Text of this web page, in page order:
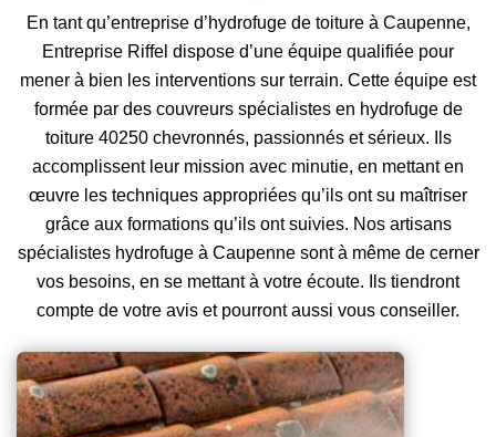
En tant qu’entreprise d’hydrofuge de toiture à Caupenne,
Entreprise Riffel dispose d’une équipe qualifiée pour
mener à bien les interventions sur terrain. Cette équipe est
formée par des couvreurs spécialistes en hydrofuge de
toiture 40250 chevronnés, passionnés et sérieux. Ils
accomplissent leur mission avec minutie, en mettant en
œuvre les techniques appropriées qu’ils ont su maîtriser
grâce aux formations qu’ils ont suivies. Nos artisans
spécialistes hydrofuge à Caupenne sont à même de cerner
vos besoins, en se mettant à votre écoute. Ils tiendront
compte de votre avis et pourront aussi vous conseiller.